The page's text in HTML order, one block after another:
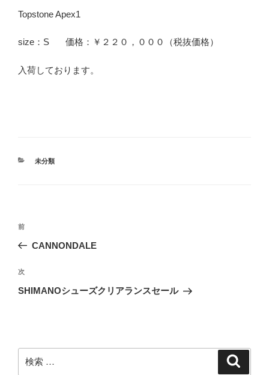
Topstone Apex1
size：S 価格：￥２２０，０００（税抜価格）
入荷しております。
カ
未分類
投
ビ
ゲ
ン
過
去
投
稿
前
CANNONDALE
次
の
次
SHIMANOシューズクリアランスセール
検
索: